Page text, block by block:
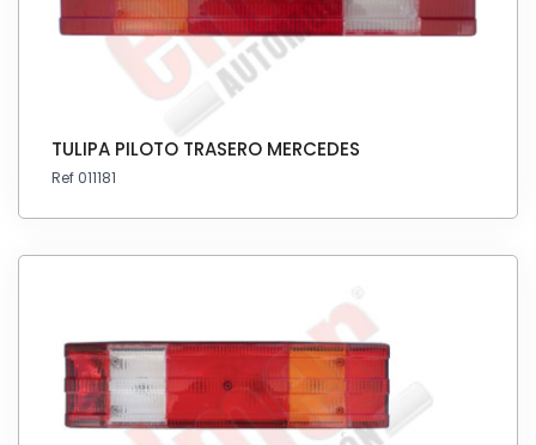
TULIPA PILOTO TRASERO MERCEDES
Ref 011181